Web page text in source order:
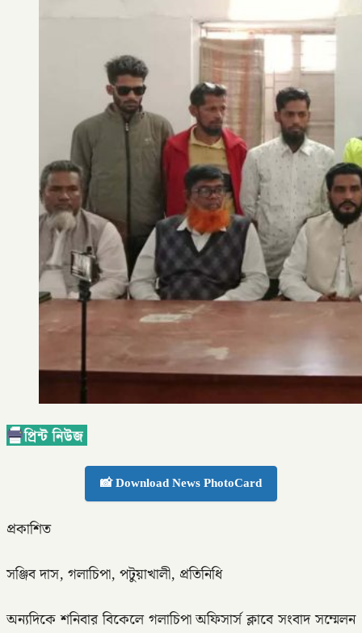
📸 Download News PhotoCard
প্রকাশিত
সঞ্জিব দাস, গলাচিপা, পটুয়াখালী, প্রতিনিধি
অন্যদিকে শনিবার বিকেলে গলাচিপা অফিসার্স ক্লাবে সংবাদ সম্মেলন